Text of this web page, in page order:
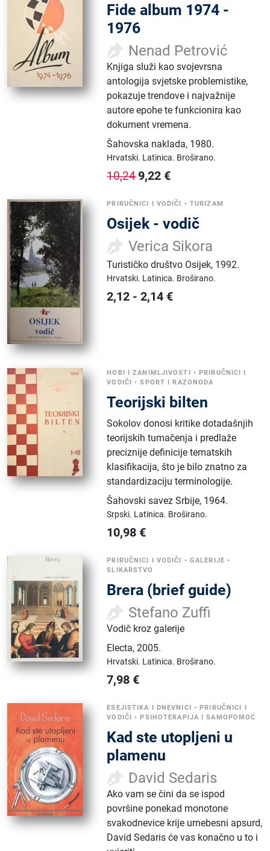
Fide album 1974 -
1976
Nenad Petrović
Knjiga služi kao svojevrsna
antologija svjetske problemistike,
pokazuje trendove i najvažnije
autore epohe te funkcionira kao
dokument vremena.
Šahovska naklada, 1980.
Hrvatski. Latinica. Broširano.
10,249,22 €
PRIRUČNICI I VODIČI • TURIZAM
Osijek - vodič
Verica Sikora
Turističko društvo Osijek, 1992.
Hrvatski. Latinica. Broširano.
2,12 -2,14 €
HOBI I ZANIMLJIVOSTI • PRIRUČNICI I
VODIČI
•SPORT I RAZONODA
Teorijski bilten
Sokolov donosi kritike dotadašnjih
teorijskih tumačenja i predlaže
preciznije definicije tematskih
klasifikacija, što je bilo znatno za
standardizaciju terminologije.
Šahovski savez Srbije, 1964.
Srpski. Latinica. Broširano.
10,98 €
PRIRUČNICI I VODIČI • GALERIJE •
SLIKARSTVO
Brera (brief guide)
Stefano Zuffi
Vodič kroz galerije
Electa,2005.
Hrvatski. Latinica. Broširano.
7,98 €
ESEJISTIKA I DNEVNICI • PRIRUČNICI I
VODIČI
• PSIHOTERAPIJA I SAMOPOMOĆ
Kad ste utopljeni u
plamenu
David Sedaris
Ako vam se čini da se ispod
površine ponekad monotone
svakodnevice krije urnebesni apsurd,
David Sedaris će vas konačno u to i